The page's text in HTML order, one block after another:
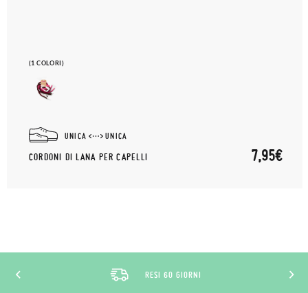
(1 COLORI)
UNICA UNICA
CORDONI DI LANA PER CAPELLI 7,95€
RESI 60 GIORNI